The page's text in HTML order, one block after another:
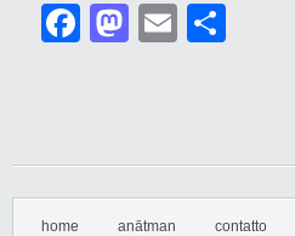
Facebook
Mastodon
Email
home anātman contatto